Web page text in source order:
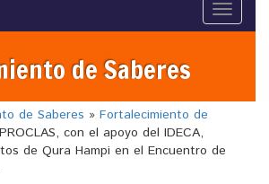
Toggle
de Saberes
de Saberes » Fortalecimiento de
con el apoyo del IDECA,
de Qura Hampi en el Encuentro de